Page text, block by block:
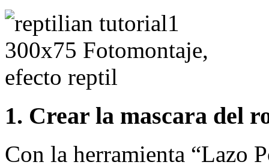
1. Crear la mascara del
Con la herramienta “Lazo